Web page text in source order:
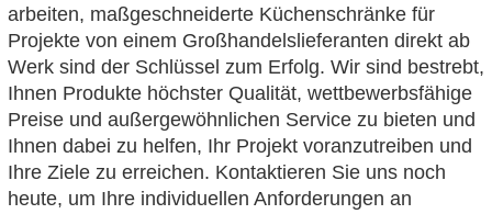
arbeiten, maßgeschneiderte Küchenschränke für
Projekte von einem Großhandelslieferanten direkt ab
Werk sind der Schlüssel zum Erfolg. Wir sind bestrebt,
Ihnen Produkte höchster Qualität, wettbewerbsfähige
Preise und außergewöhnlichen Service zu bieten und
Ihnen dabei zu helfen, Ihr Projekt voranzutreiben und
Ihre Ziele zu erreichen. Kontaktieren Sie uns noch
heute, um Ihre individuellen Anforderungen an